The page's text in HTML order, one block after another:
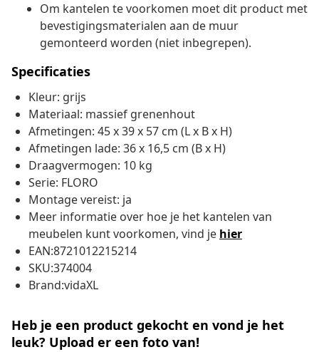
Om kantelen te voorkomen moet dit product met
bevestigingsmaterialen aan de muur
gemonteerd worden (niet inbegrepen).
Specificaties
Kleur: grijs
Materiaal: massief grenenhout
Afmetingen: 45 x 39 x 57 cm (L x B x H)
Afmetingen lade: 36 x 16,5 cm (B x H)
Draagvermogen: 10 kg
Serie: FLORO
Montage vereist: ja
Meer informatie over hoe je het kantelen van
meubelen kunt voorkomen, vind je hier
EAN:8721012215214
SKU:374004
Brand:vidaXL
Heb je een product gekocht en vond je het
leuk? Upload er een foto van!